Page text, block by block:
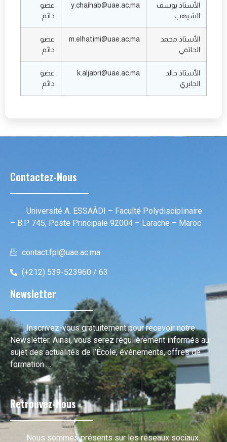
الأستاذ يوسف
الشيهب
y.chaihab@uae.ac.ma
عضو
دائم
الأستاذ محمد
الحاتمي
m.elhatimi@uae.ac.ma
عضو
دائم
الأستاذ خالد
الجابري
k.aljabri@uae.ac.ma
عضو
دائم
Contactez-Nous
Université A. ESSAÂDI – Faculté Polydisciplinaire
– B.P 745, Poste Principale 92004 – Larache – Maroc
contact.fpl@uae.ac.ma
(+212) 539-523960 / 63
Newsletter
Inscrivez-vous gratuitement pour recevoir notre
Newsletter. Ainsi, vous serez régulièrement informés au
sujet des actualités de l’École, événements, offres de
formation …
Retrouvez-Nous
Nous sommes présents sur les réseaux sociaux.